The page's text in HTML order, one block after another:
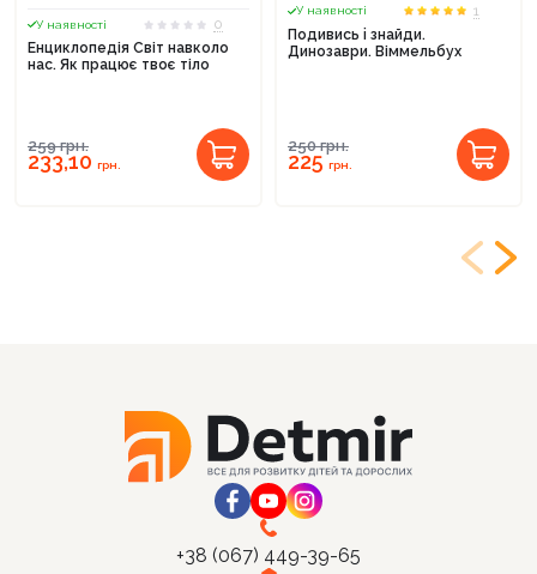
У наявності
0
Енциклопедія Світ навколо
нас. Як працює твоє тіло
259грн.
233,10 грн.
У наявності
1
Подивись i знайди.
Динозаври. Віммельбух
250грн.
225грн.
+38 (067) 449-39-65